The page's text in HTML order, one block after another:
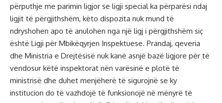
përputhje me parimin ligjor se ligji special ka përparësi ndaj
ligjit të përgjithshëm, këto dispozita nuk mund të
ndryshohen apo të anulohen nga një ligj i përgjithshëm siç
është Ligji për Mbikëqyrjen Inspektuese. Prandaj, qeveria
dhe Ministria e Drejtësisë nuk kanë asnjë bazë ligjore për të
vendosur këtë inspektorat nën varësinë e plotë të
ministrisë dhe duhet menjëherë të sigurojnë se ky
institucion do të vazhdojë të funksionojë në mënyrë të